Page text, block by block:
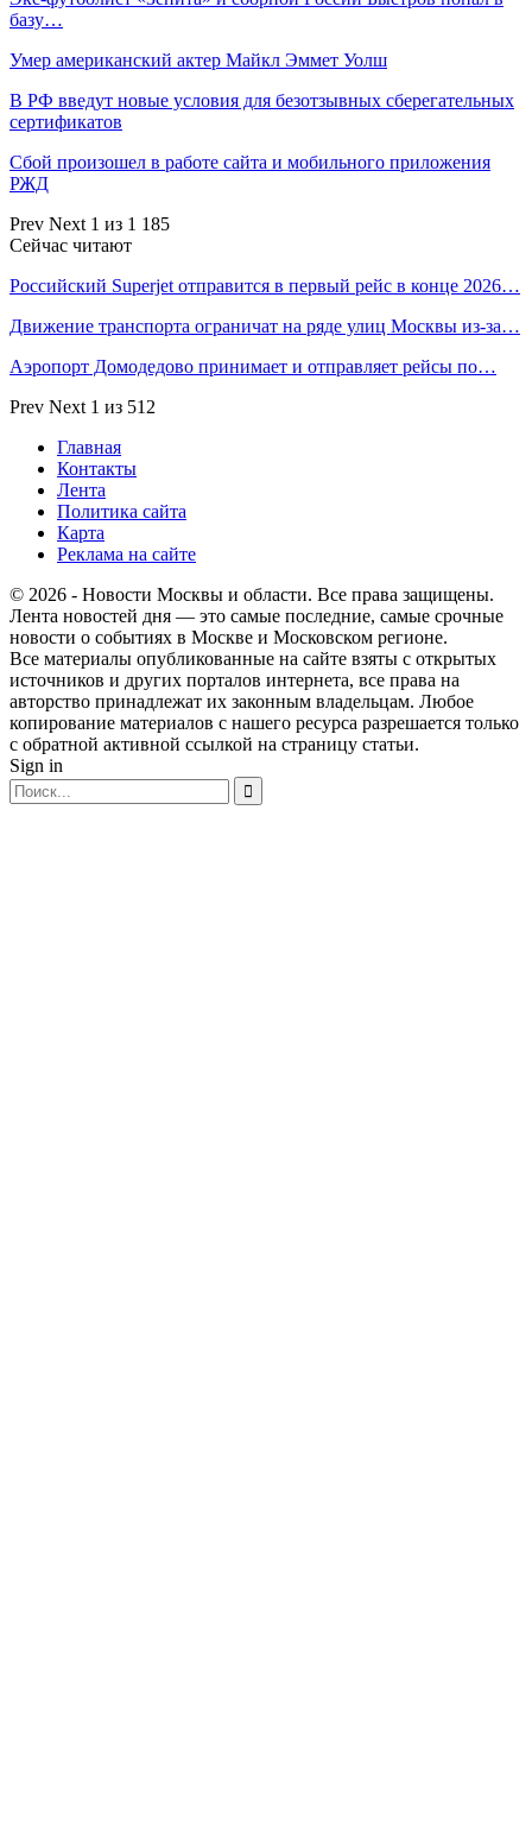
базу…
Умер американский актер Майкл Эммет Уолш
В РФ введут новые условия для безотзывных сберегательных
сертификатов
Сбой произошел в работе сайта и мобильного приложения
РЖД
Prev Next 1 из 1 185
Сейчас читают
Российский Superjet отправится в первый рейс в конце 2026…
Движение транспорта ограничат на ряде улиц Москвы из-за…
Аэропорт Домодедово принимает и отправляет рейсы по…
Prev Next 1 из 512
Главная
Контакты
Лента
Политика сайта
Карта
Реклама на сайте
© 2026 - Новости Москвы и области. Все права защищены.
Лента новостей дня — это самые последние, самые срочные
новости о событиях в Москве и Московском регионе.
Все материалы опубликованные на сайте взяты с открытых
источников и других порталов интернета, все права на
авторство принадлежат их законным владельцам. Любое
копирование материалов с нашего ресурса разрешается только
с обратной активной ссылкой на страницу статьи.
Sign in